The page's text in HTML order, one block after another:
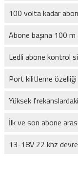
100 volta kadar
Abone başına 100 m
Ledli abone kontrol
Port kilitleme özelliği
Yüksek
İlk ve son abone
13-18V 22 khz